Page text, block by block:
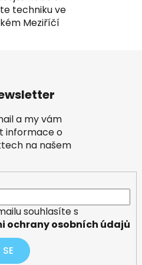
techniku ve
Meziříčí
a my vám
informace o
na našem
souhlasíte s
ochrany osobních údajů